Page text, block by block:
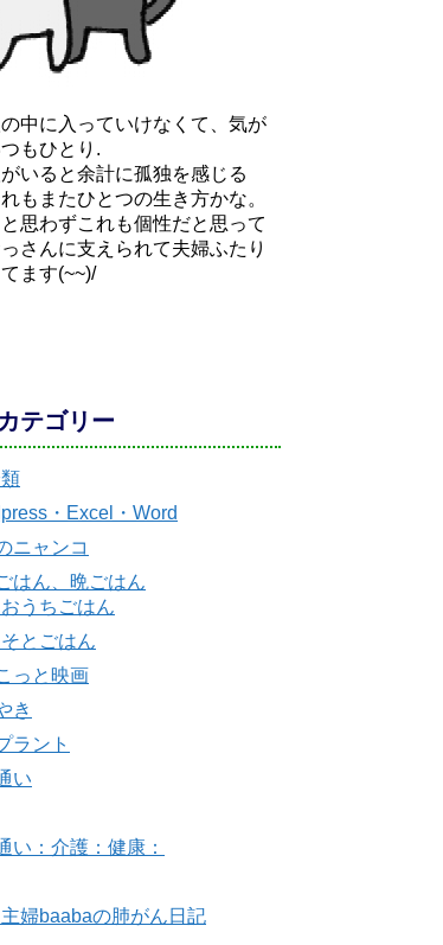
中に入っていけなくて、気が
もひとり.
いると余計に孤独を感じる
もまたひとつの生き方かな。
思わずこれも個性だと思って
さんに支えられて夫婦ふたり
ます(~~)/
カテゴリー
・Excel・Word
ニャンコ
はん、晩ごはん
おうちごはん
そとごはん
っと映画
き
ラント
い
い：介護：健康：
婦baabaの肺がん日記